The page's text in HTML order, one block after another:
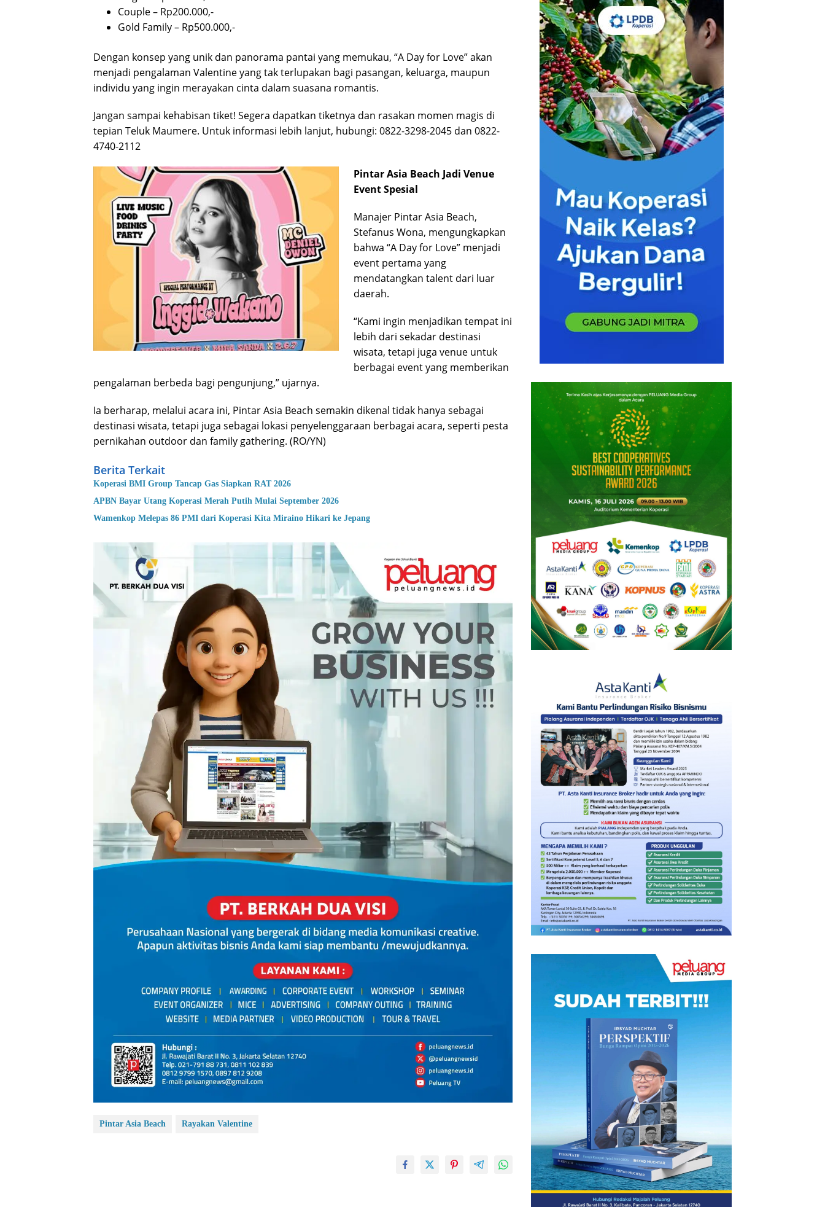
Couple – Rp200.000,-
Gold Family – Rp500.000,-
Dengan konsep yang unik dan panorama pantai yang memukau, “A Day for Love” akan
menjadi pengalaman Valentine yang tak terlupakan bagi pasangan, keluarga, maupun
individu yang ingin merayakan cinta dalam suasana romantis.
Jangan sampai kehabisan tiket! Segera dapatkan tiketnya dan rasakan momen magis di
tepian Teluk Maumere. Untuk informasi lebih lanjut, hubungi: 0822-3298-2045 dan 0822-
4740-2112
Pintar Asia Beach Jadi Venue
Event Spesial
Manajer Pintar Asia Beach,
Stefanus Wona, mengungkapkan
bahwa “A Day for Love” menjadi
event pertama yang
mendatangkan talent dari luar
daerah.
“Kami ingin menjadikan tempat ini
lebih dari sekadar destinasi
wisata, tetapi juga venue untuk
berbagai event yang memberikan
pengalaman berbeda bagi pengunjung,” ujarnya.
Ia berharap, melalui acara ini, Pintar Asia Beach semakin dikenal tidak hanya sebagai
destinasi wisata, tetapi juga sebagai lokasi penyelenggaraan berbagai acara, seperti pesta
pernikahan outdoor dan family gathering. (RO/YN)
Berita Terkait
Koperasi BMI Group Tancap Gas Siapkan RAT 2026
APBN Bayar Utang Koperasi Merah Putih Mulai September 2026
Wamenkop Melepas 86 PMI dari Koperasi Kita Miraino Hikari ke Jepang
Pintar Asia Beach Rayakan Valentine